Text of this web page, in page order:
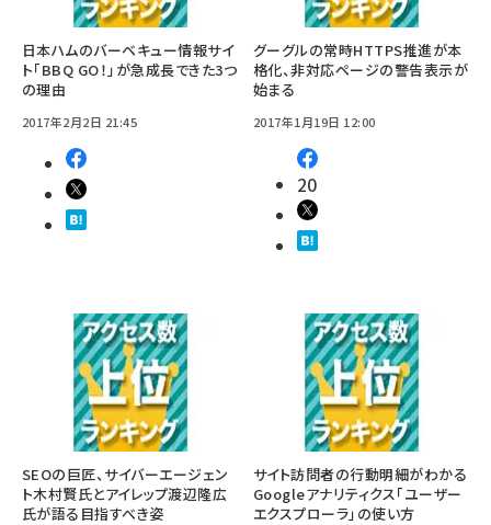
日本ハムのバーベキュー情報サイ
ト「BBQ GO！」が急成長できた3つ
の理由
2017年2月2日 21:45
グーグルの常時HTTPS推進が本
格化、非対応ページの警告表示が
始まる
2017年1月19日 12:00
20
SEOの巨匠、サイバーエージェン
ト木村賢氏とアイレップ渡辺隆広
氏が語る目指すべき姿
サイト訪問者の行動明細がわかる
Googleアナリティクス「ユーザー
エクスプローラ」の使い方